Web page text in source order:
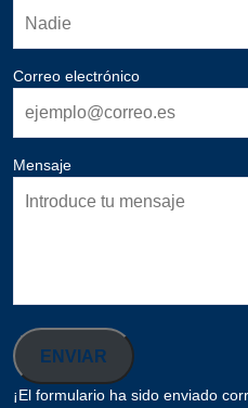
Correo electrónico
Mensaje
ENVIAR
¡El formulario ha sido enviado